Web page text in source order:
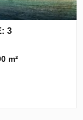
3
m²